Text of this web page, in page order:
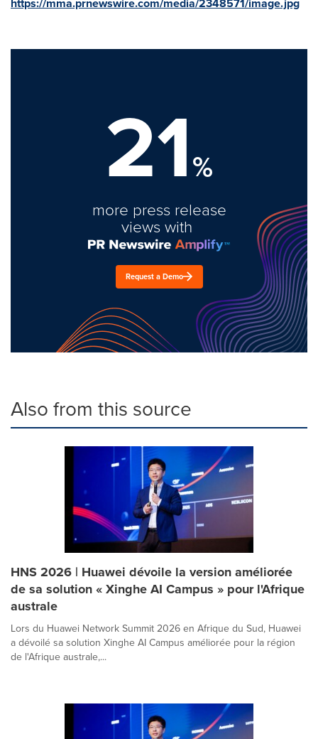
21%
more press release
views with
Request a Demo
Also from this source
HNS 2026 | Huawei dévoile la version améliorée
de sa solution « Xinghe AI Campus » pour l'Afrique
australe
Lors du Huawei Network Summit 2026 en Afrique du Sud, Huawei
a dévoilé sa solution Xinghe AI Campus améliorée pour la région
de l'Afrique australe,...